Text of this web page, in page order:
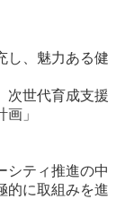
し、魅力ある健
支援
」
シティ推進の中
的に取組みを進